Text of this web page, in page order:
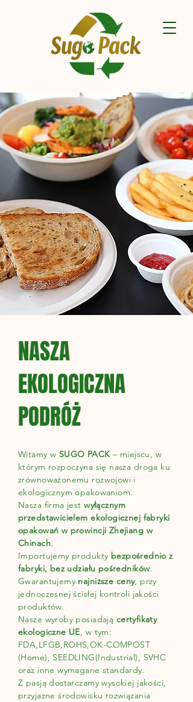
NASZA
EKOLOGICZNA
PODRÓŻ
Witamy w SUGO PACK– miejscu, w
którym rozpoczyna się nasza droga ku
zrównoważonemu rozwojowi i
ekologicznym opakowaniom.
Nasza firma jest wyłącznym
przedstawicielem ekologicznej fabryki
opakowań w prowincji Zhejiang w
Chinach.
Importujemy produkty bezpośrednio z
fabryki, bez udziału pośredników.
Gwarantujemy najniższe ceny, przy
jednoczesnej ścisłej kontroli jakości
produktów.
Nasze wyroby posiadają certyfikaty
ekologiczne UE, w tym:
FDA,LFGB,ROHS,OK-COMPOST
(Home), SEEDLING(Industrial), SVHC
oraz inne wymagane standardy.
Z pasją dostarczamy wysokiej jakości,
przyjazne środowisku rozwiązania